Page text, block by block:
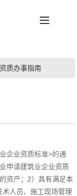
资质办事指南
企业资质标准>的通
申请建筑业企业资质
资产；2）具有满足本
人员、施工现场管理